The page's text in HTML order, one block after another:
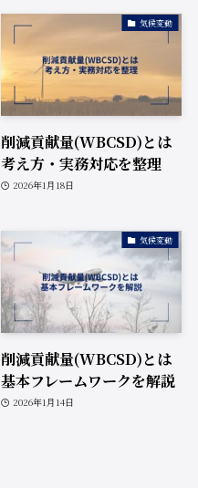
気候変動
削減貢献量(WBCSD)とは
考え方・実務対応を整理
2026年1月18日
気候変動
削減貢献量(WBCSD)とは
基本フレームワークを解説
2026年1月14日